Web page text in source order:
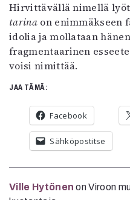
Hirvittävällä nimellä
tarinaon enimmäkseen
idolia ja mollataan
fragmentaarinen
voisi nimittää.
JAA TÄMÄ:
Facebook
Sähköpostitse
Ville Hytönen on Viroon